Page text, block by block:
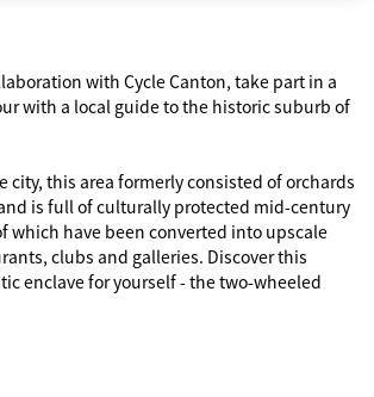
with Cycle Canton, take part in a
with a local guide to the historic suburb of
city, this area formerly consisted of orchards
is full of culturally protected mid-century
which have been converted into upscale
clubs and galleries. Discover this
enclave for yourself - the two-wheeled